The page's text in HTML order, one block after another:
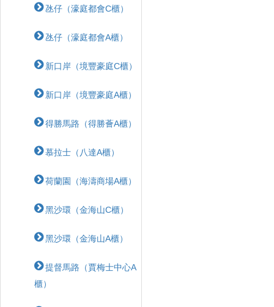
氹仔（濠庭都會C櫃）
氹仔（濠庭都會A櫃）
新口岸（境豐豪庭C櫃）
新口岸（境豐豪庭A櫃）
得勝馬路（得勝薈A櫃）
慕拉士（八達A櫃）
荷蘭園（海濤商場A櫃）
黑沙環（金海山C櫃）
黑沙環（金海山A櫃）
提督馬路（賈梅士中心A
櫃）